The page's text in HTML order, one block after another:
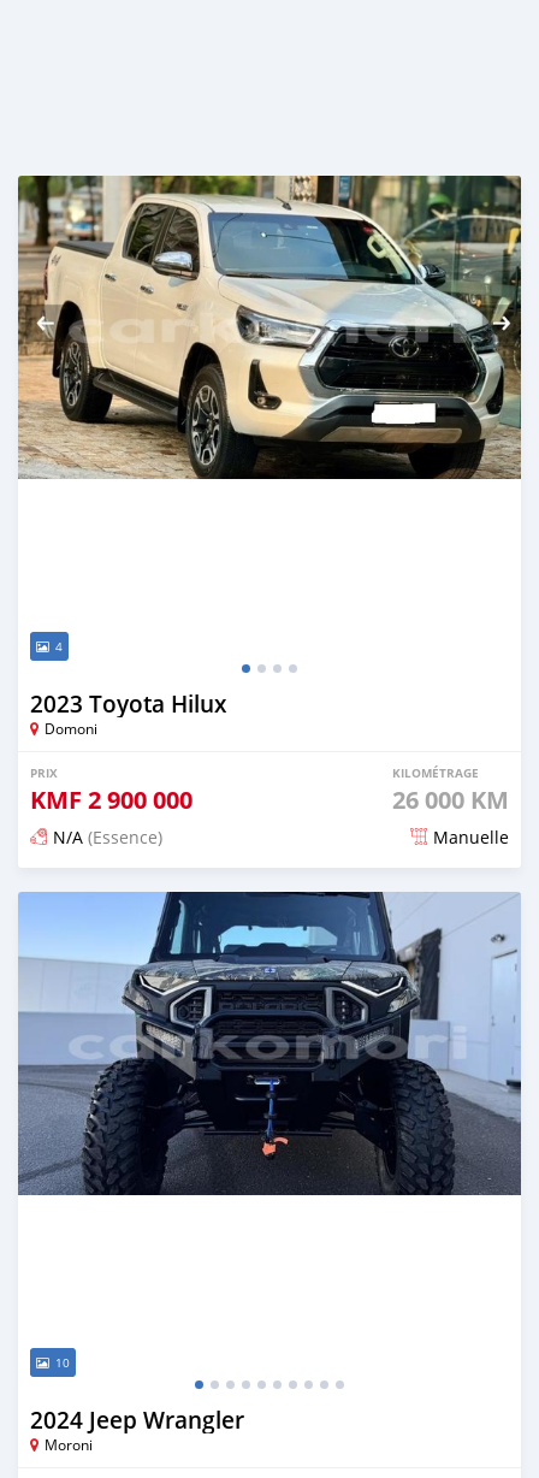
4
2023 Toyota Hilux
Domoni
PRIX
KMF 2 900 000
KILOMÉTRAGE
26 000 KM
N/A (Essence) Manuelle
Publié il y a 6 mois
10
2024 Jeep Wrangler
Moroni